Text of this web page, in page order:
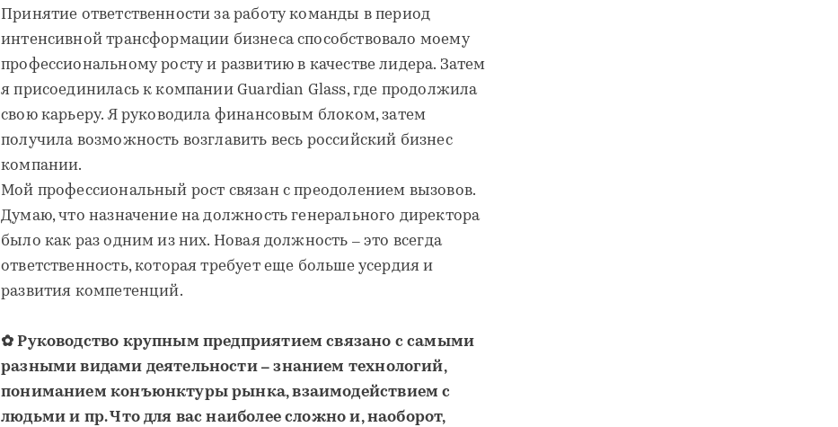
Принятие ответственности за работу команды в период
интенсивной трансформации бизнеса способствовало моему
профессиональному росту и развитию в качестве лидера. Затем
я присоединилась к компании Guardian Glass, где продолжила
свою карьеру. Я руководила финансовым блоком, затем
получила возможность возглавить весь российский бизнес
компании.
Мой профессиональный рост связан с преодолением вызовов.
Думаю, что назначение на должность генерального директора
было как раз одним из них. Новая должность – это всегда
ответственность, которая требует еще больше усердия и
развития компетенций.
✿ Руководство крупным предприятием связано с самыми
разными видами деятельности – знанием технологий,
пониманием конъюнктуры рынка, взаимодействием с
людьми и пр. Что для вас наиболее сложно и, наоборот,